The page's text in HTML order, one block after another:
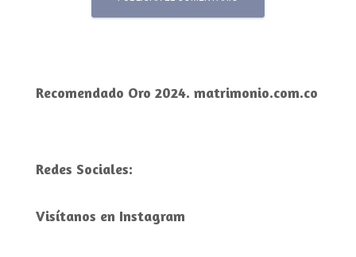
Recomendado Oro 2024. matrimonio.com.co
Redes Sociales:
Visítanos en Instagram